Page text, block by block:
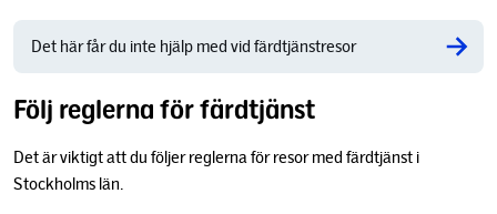
Det här får du inte hjälp med vid färdtjänstresor
Följ reglerna för färdtjänst
Det är viktigt att du följer reglerna för resor med färdtjänst i
Stockholms län.